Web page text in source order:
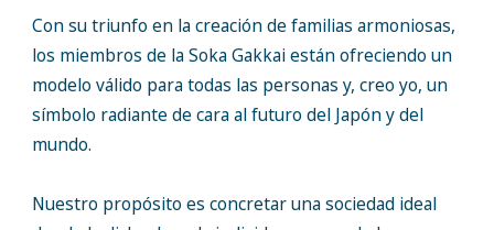
Con su triunfo en la creación de familias armoniosas,
los miembros de la Soka Gakkai están ofreciendo un
modelo válido para todas las personas y, creo yo, un
símbolo radiante de cara al futuro del Japón y del
mundo.
Nuestro propósito es concretar una sociedad ideal